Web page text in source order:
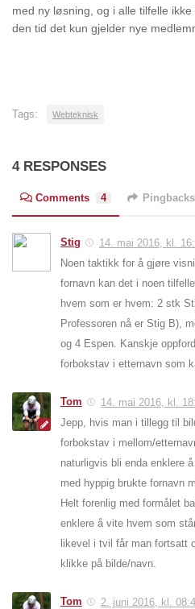
med ny løsning, og i alle tilfelle
den tid det kun gjelder nye
Tags: Webteknisk
4 RESPONSES
Comments 4 Pingbacks
Stig
14. mai 2016, kl.
Noen taktikk for å gjøre
fornavn kan det i noen
hvem som er hvem: 2 stk
Professoren nå er Stig B),
og 4 Espen. Kanskje
forbokstav i etternavn som
Tom
14. mai 2016, kl.
Jepp, hvis man i tillegg til
forbokstav i mellom/
naturligvis bli enda enklere
med hyppig brukte fornavn
Helt forenlig med formålet
enklere å vite hvem som
likevel i tvil får man fortsatt
klikke på bilde/navn.
Tom
2. juni 2016, kl.